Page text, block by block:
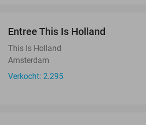
Entree This Is Holland
This Is Holland
Amsterdam
Verkocht: 2.295